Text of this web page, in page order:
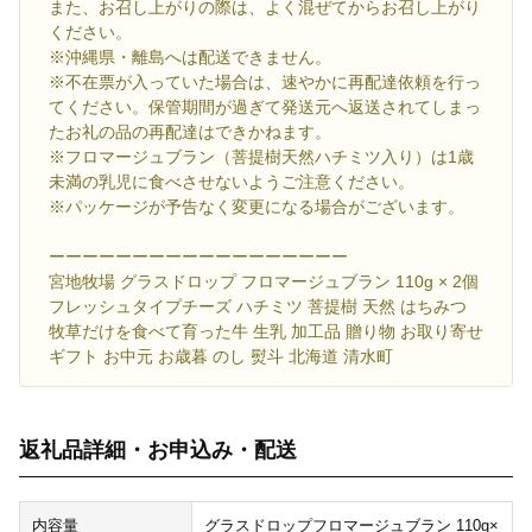
また、お召し上がりの際は、よく混ぜてからお召し上がり
ください。
※沖縄県・離島へは配送できません。
※不在票が入っていた場合は、速やかに再配達依頼を行っ
てください。保管期間が過ぎて発送元へ返送されてしまっ
たお礼の品の再配達はできかねます。
※フロマージュブラン（菩提樹天然ハチミツ入り）は1歳
未満の乳児に食べさせないようご注意ください。
※パッケージが予告なく変更になる場合がございます。
ーーーーーーーーーーーーーーーーーー
宮地牧場 グラスドロップ フロマージュブラン 110g × 2個
フレッシュタイプチーズ ハチミツ 菩提樹 天然 はちみつ
牧草だけを食べて育った牛 生乳 加工品 贈り物 お取り寄せ
ギフト お中元 お歳暮 のし 熨斗 北海道 清水町
返礼品詳細・お申込み・配送
内容量 グラスドロップフロマージュブラン 110g×